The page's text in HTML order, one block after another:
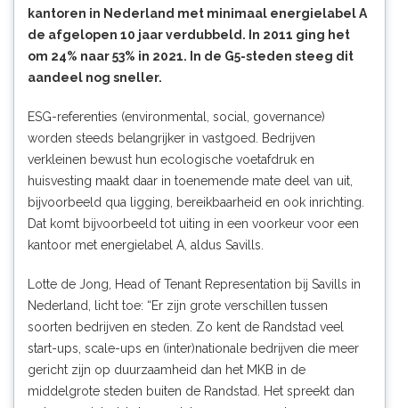
kantoren in Nederland met minimaal energielabel A
de afgelopen 10 jaar verdubbeld. In 2011 ging het
om 24% naar 53% in 2021. In de G5-steden steeg dit
aandeel nog sneller.
ESG-referenties (environmental, social, governance)
worden steeds belangrijker in vastgoed. Bedrijven
verkleinen bewust hun ecologische voetafdruk en
huisvesting maakt daar in toenemende mate deel van uit,
bijvoorbeeld qua ligging, bereikbaarheid en ook inrichting.
Dat komt bijvoorbeeld tot uiting in een voorkeur voor een
kantoor met energielabel A, aldus Savills.
Lotte de Jong, Head of Tenant Representation bij Savills in
Nederland, licht toe: “Er zijn grote verschillen tussen
soorten bedrijven en steden. Zo kent de Randstad veel
start-ups, scale-ups en (inter)nationale bedrijven die meer
gericht zijn op duurzaamheid dan het MKB in de
middelgrote steden buiten de Randstad. Het spreekt dan